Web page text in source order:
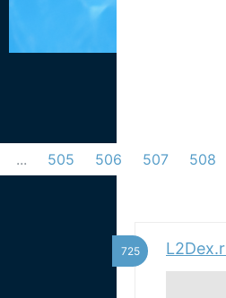
... 505 506 507 508
725